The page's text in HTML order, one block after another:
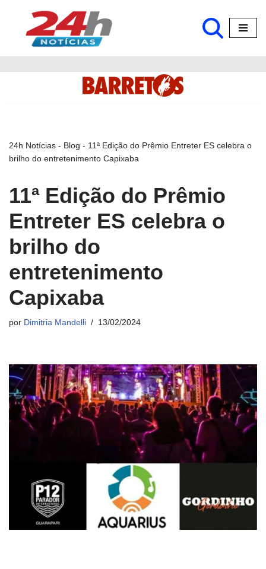
Pular
24h Notícias - Blog - 11ª Edição do Prêmio Entreter ES celebra o
brilho do entretenimento Capixaba
11ª Edição do Prêmio
Entreter ES celebra o
brilho do
entretenimento
Capixaba
por Dimitria Mandelli 13/02/2024